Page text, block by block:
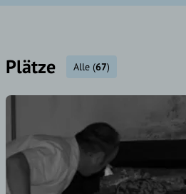
Plätze Alle (67)